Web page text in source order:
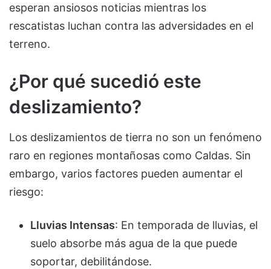
esperan ansiosos noticias mientras los
rescatistas luchan contra las adversidades en el
terreno.
¿Por qué sucedió este
deslizamiento?
Los deslizamientos de tierra no son un fenómeno
raro en regiones montañosas como Caldas. Sin
embargo, varios factores pueden aumentar el
riesgo:
Lluvias Intensas: En temporada de lluvias, el
suelo absorbe más agua de la que puede
soportar, debilitándose.